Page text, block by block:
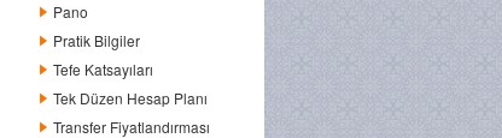
Pano
Pratik Bilgiler
Tefe Katsayıları
Tek Düzen Hesap Planı
Transfer Fiyatlandırması